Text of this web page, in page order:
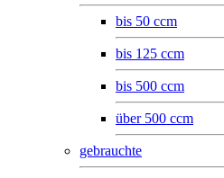
bis 50 ccm
bis 125 ccm
bis 500 ccm
über 500 ccm
gebrauchte